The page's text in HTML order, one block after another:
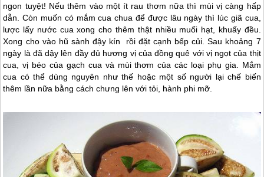
ngon tuyệt! Nếu thêm vào một ít rau thơm nữa thì mùi vị càng hấp
dẫn. Còn muốn có mắm cua chua để được lâu ngày thì lúc giã cua,
lược lấy nước cua xong cho thêm thật nhiều muối hạt, khuấy đều.
Xong cho vào hũ sành đậy kín rồi đặt cạnh bếp củi. Sau khoảng 7
ngày là đã dậy lên đầy đủ hương vị của đồng quê với vị ngọt của thịt
cua, vị béo của gạch cua và mùi thơm của các loại phụ gia. Mắm
cua có thể dùng nguyên như thế hoặc một số người lại chế biến
thêm lần nữa bằng cách chưng lên với tỏi, hành phi mỡ.